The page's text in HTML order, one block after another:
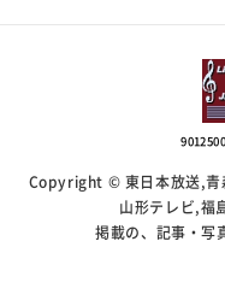
Copyright © 東日本放送,青
山形テレビ,福
掲載の、記事・写